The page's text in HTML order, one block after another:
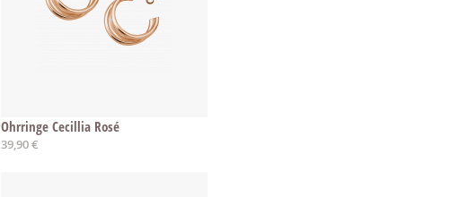
Ohrringe Cecillia Rosé
39,90 €